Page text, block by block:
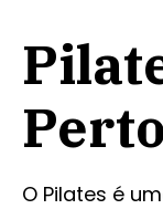
O Pilates é